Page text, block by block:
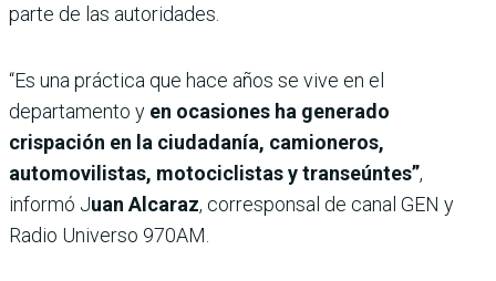
parte de las autoridades.
“Es una práctica que hace años se vive en el
departamento y en ocasiones ha generado
crispación en la ciudadanía, camioneros,
automovilistas, motociclistas y transeúntes”,
informó Juan Alcaraz, corresponsal de canal GEN y
Radio Universo 970AM.